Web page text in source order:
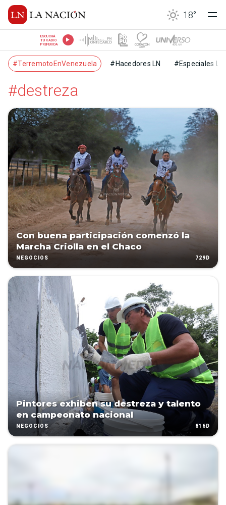
18°
ESCUCHÁ
TU RADIO
PREFERIDA
#TerremotoEnVenezuela #Hacedores LN #Especiales LN
#destreza
Con buena participación comenzó la
Marcha Criolla en el Chaco
NEGOCIOS 729D
Pintores exhiben su destreza y talento
en campeonato nacional
NEGOCIOS 816D